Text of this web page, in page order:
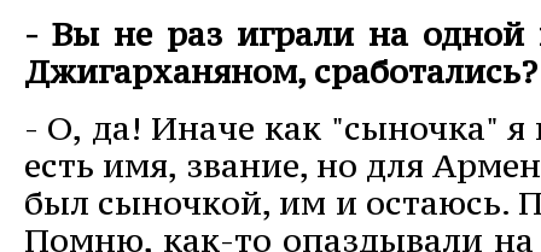
- Вы не раз играли на
Джигарханяном, сработались?
- О, да! Иначе как "сыночка"
есть имя, звание, но для
был сыночкой, им и остаюсь.
Помню, как-то опаздывали на